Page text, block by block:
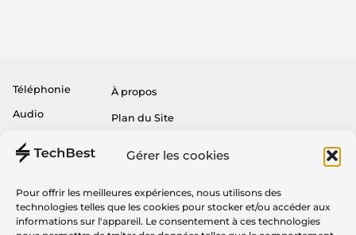
Gérer les cookies
Pour offrir les meilleures expériences, nous utilisons des
technologies telles que les cookies pour stocker et/ou accéder aux
informations sur l'appareil. Le consentement à ces technologies
Téléphonie
Audio
Gaming
Maison
Tv
À propos
Plan du Site
Partenariats & Tests Produits